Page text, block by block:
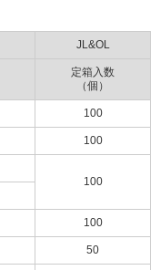
JL&OL
定箱入数
（個）
100
100
100
100
50